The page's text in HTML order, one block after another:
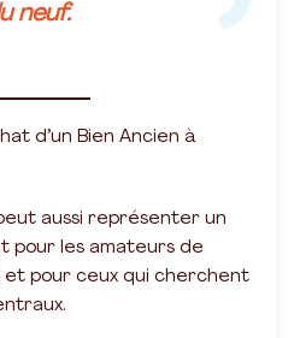
neuf.
d’un Bien Ancien à
aussi représenter un
pour les amateurs de
pour ceux qui cherchent